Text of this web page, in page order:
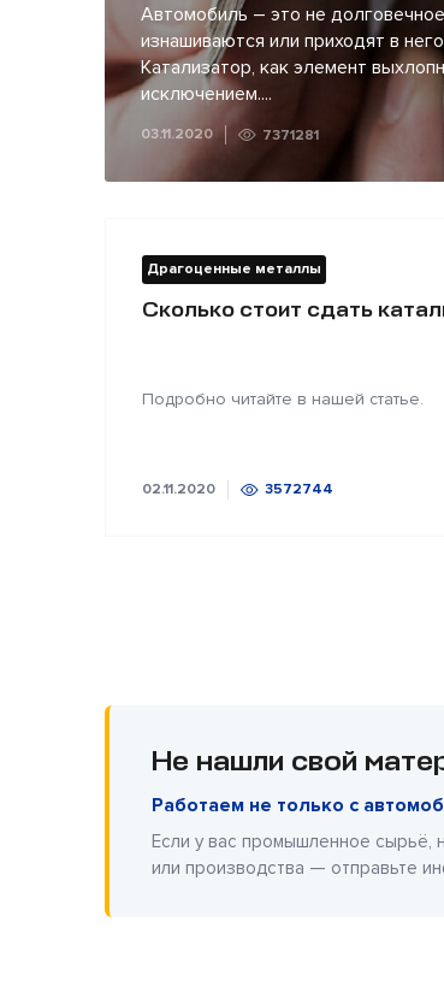
Автомобиль – это не
изнашиваются или приходят в
Катализатор, как элемент
исключением....
03.11.2020 7371281
Драгоценные металлы
Сколько стоит сдать
Подробно читайте в нашей статье.
02.11.2020 3572744
Не нашли свой
Работаем не только с
Если у вас промышленное сырьё,
или производства — отправьте